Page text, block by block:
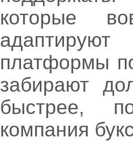
которые
платформы
забирают
быстрее,
компания